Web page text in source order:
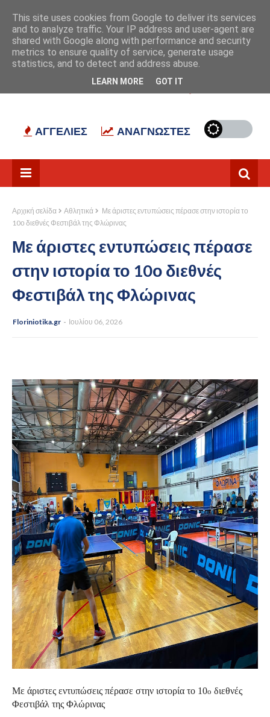
ΠΑΡΑΘΥΡΟ ΣΤΟ ΠΑΡΕΛΘΟΝ
ΑΓΓΕΛΙΕΣ ΑΝΑΓΝΩΣΤΕΣ
Αρχική σελίδα Αθλητικά
Με άριστες εντυπώσεις πέρασε στην ιστορία το
10ο διεθνές Φεστιβάλ της Φλώρινας
Με άριστες εντυπώσεις πέρασε
στην ιστορία το 10ο διεθνές
Φεστιβάλ της Φλώρινας
Floriniotika.gr Ιουλίου 06, 2026
Με άριστες εντυπώσεις πέρασε στην ιστορία το 10ο διεθνές
Φεστιβάλ της Φλώρινας
This site uses cookies from Google to deliver its services
and to analyze traffic. Your IP address and user-agent are
shared with Google along with performance and security
metrics to ensure quality of service, generate usage
statistics, and to detect and address abuse.
LEARN MORE GOT IT